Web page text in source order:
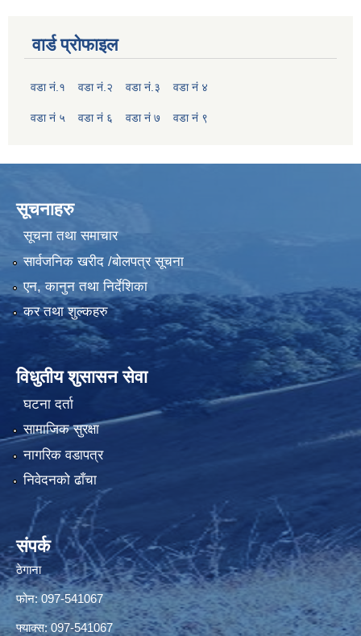
वार्ड प्रोफाइल
वडा नं.१ वडा नं.२ वडा नं.३ वडा नं ४
वडा नं ५ वडा नं ६ वडा नं ७ वडा नं ९
सूचनाहरु
सूचना तथा समाचार
सार्वजनिक खरीद /बोलपत्र सूचना
एन, कानुन तथा निर्देशिका
कर तथा शुल्कहरु
विधुतीय शुसासन सेवा
घटना दर्ता
सामाजिक सुरक्षा
नागरिक वडापत्र
निवेदनको ढाँचा
संपर्क
ठेगाना
फोन: 097-541067
फ्याक्स: 097-541067